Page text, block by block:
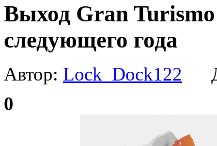
Выход Gran
следующего года
Автор: Lock_Dock122
0